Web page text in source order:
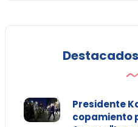
Presidente
copamiento